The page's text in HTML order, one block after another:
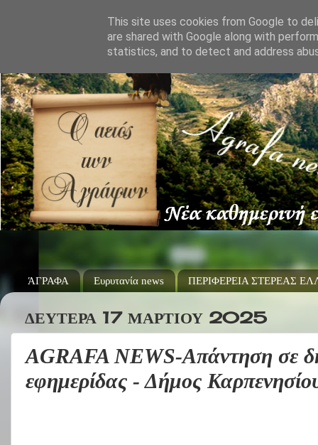
ΆΓΡΑΦΑ Ευρυτανία news ΠΕΡΙΦΕΡΕΙΑ ΣΤΕΡΕΑΣ
ΔΕΥΤΈΡΑ 17 ΜΑΡΤΊΟΥ 2025
AGRAFA NEWS-Απάντηση σε
εφημερίδας - Δήμος
This site uses cookies from Google to
are shared with Google along with
statistics, and to detect and address